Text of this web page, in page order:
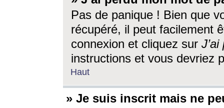
Pas de panique ! Bien que
récupéré, il peut facilement
connexion et cliquez sur
instructions et vous devriez
Haut
» Je suis inscrit mais ne